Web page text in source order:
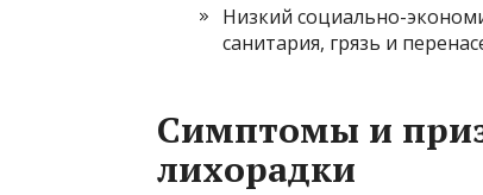
Низкий социально-
санитария, грязь и
Симптомы и
лихорадки